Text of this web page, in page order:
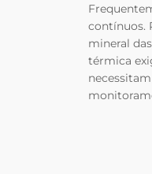
contínuos.
mineral
térmica